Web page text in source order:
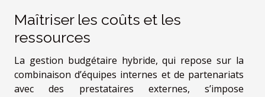
Maîtriser les coûts et les
ressources
La gestion budgétaire hybride, qui repose sur la
combinaison d’équipes internes et de partenariats
avec des prestataires externes, s’impose